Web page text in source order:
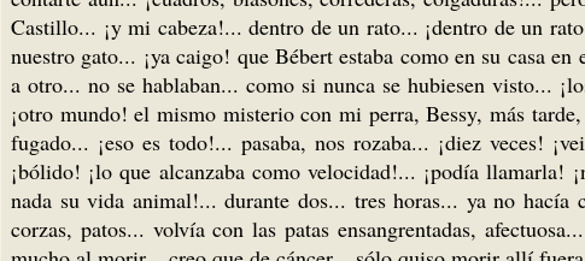
Castillo... ¡y mi cabeza!... dentro de un rato... ¡dentro de un
nuestro gato... ¡ya caigo! que Bébert estaba como en su casa
a otro... no se hablaban... como si nunca se hubiesen visto...
¡otro mundo! el mismo misterio con mi perra, Bessy, más
fugado... ¡eso es todo!... pasaba, nos rozaba... ¡diez veces!
¡bólido! ¡lo que alcanzaba como velocidad!... ¡podía
nada su vida animal!... durante dos... tres horas... ya no hacía
corzas, patos... volvía con las patas ensangrentadas,